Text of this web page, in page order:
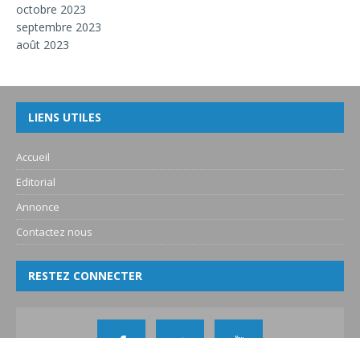
octobre 2023
septembre 2023
août 2023
LIENS UTILES
Accueil
Editorial
Annonce
Contactez nous
RESTEZ CONNECTER